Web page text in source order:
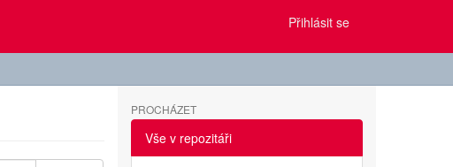
Přihlásit se
PROCHÁZET
Vše v repozitáři